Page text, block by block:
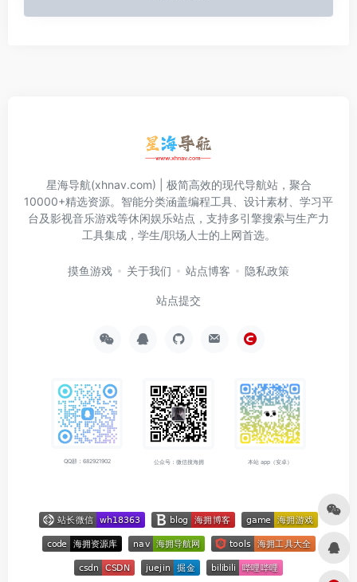
星海导航(xhnav.com) | 极简高效的现代导航站，聚合
10000+精选资源。智能分类涵盖编程工具、设计素材、学习平
台及影视音乐游戏等休闲娱乐站点，支持多引擎搜索与生产力
工具集成，学生/职场人士的上网首选。
摸鱼游戏 关于我们 站点博客 隐私政策
站点提交
QQ群：682921902 公众号：微信搜海拥 本站 app（安卓）